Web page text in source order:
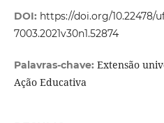
DOI: https://doi.org/10.22478/
7003.2021v30n1.52874
Palavras-chave: Extensão
Ação Educativa